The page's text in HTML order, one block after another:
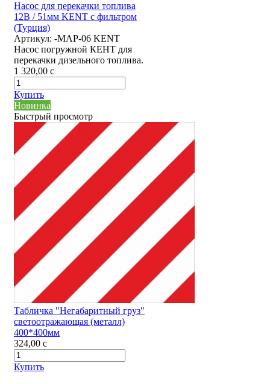
Насос для перекачки топлива
12В / 51мм KENT с фильтром
(Турция)
Артикул: -MAP-06 KENT
Насос погружной КЕНТ для
перекачки дизельного топлива.
1 320,00 c
Купить
Новинка
Быстрый просмотр
Табличка "Негабаритный груз"
светоотражающая (металл)
400*400мм
324,00 c
Купить